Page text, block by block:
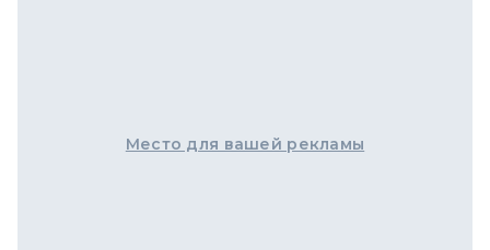
Место для вашей рекламы